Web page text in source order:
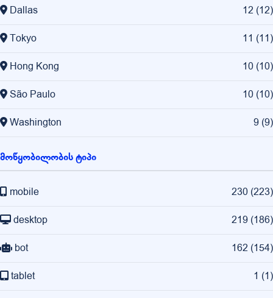
Dallas 12 (12)
Tokyo 11 (11)
Hong Kong 10 (10)
São Paulo 10 (10)
Washington 9 (9)
მოწყობილობის ტიპი
mobile 230 (223)
desktop 219 (186)
bot 162 (154)
tablet 1 (1)